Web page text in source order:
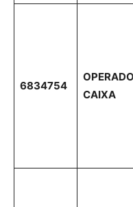
6834754
CAIXA